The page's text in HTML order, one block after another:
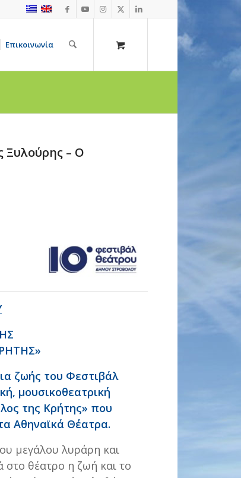
Επικοινωνία
Ξυλούρης – Ο
ζωής του Φεστιβάλ
μουσικοθεατρική
της Κρήτης» που
Αθηναϊκά Θέατρα.
μεγάλου λυράρη και
στο θέατρο η ζωή και το